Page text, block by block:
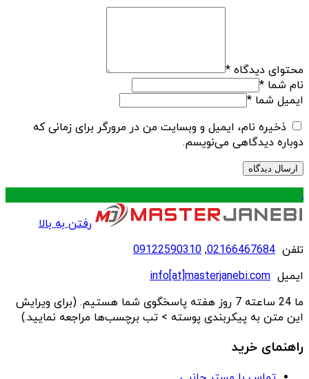
محتوای دیدگاه *
نام شما *
ایمیل شما *
ذخیره نام، ایمیل و وبسایت من در مرورگر برای زمانی که
دوباره دیدگاهی می‌نویسم.
.
رفتن به بالا
تلفن 02166467684
,
09122590310
ایمیل info[at]masterjanebi.com
ما 24 ساعته 7 روز هفته پاسخگوی شما هستیم. (برای ویرایش
این متن به پیکربندی پوسته > تب برچسب‌ها مراجعه نمایید.)
راهنمای خرید